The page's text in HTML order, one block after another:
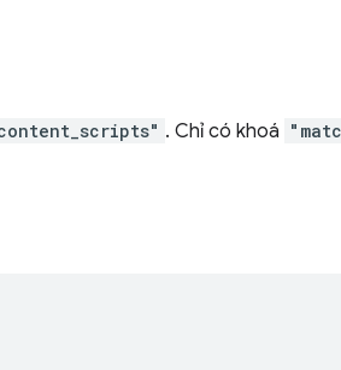
. Chỉ có khoá